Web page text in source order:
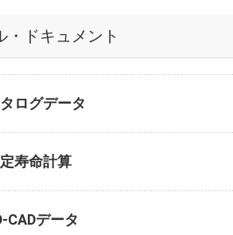
・ドキュメント
ログデータ
寿命計算
CADデータ